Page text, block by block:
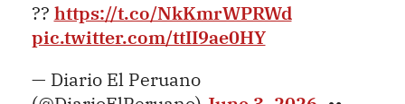
?? https://t.co/NkKmrWPRWd
pic.twitter.com/ttII9ae0HY
— Diario El Peruano